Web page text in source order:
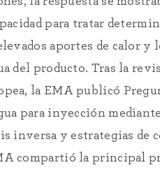
para tratar
aportes de calor y
del producto. Tras la
la EMA publicó
para inyección
inversa y estrategias de
compartió la principal